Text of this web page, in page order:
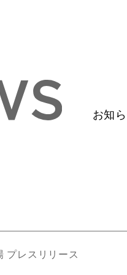
お知
プレスリリース